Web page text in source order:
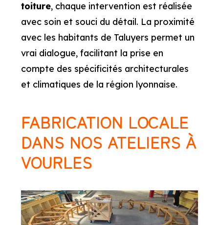
toiture, chaque intervention est réalisée
avec soin et souci du détail. La proximité
avec les habitants de Taluyers permet un
vrai dialogue, facilitant la prise en
compte des spécificités architecturales
et climatiques de la région lyonnaise.
FABRICATION LOCALE
DANS NOS ATELIERS À
VOURLES